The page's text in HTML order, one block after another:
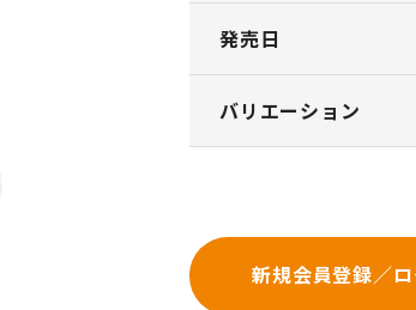
発売日
バリエーション
新規会員登録／